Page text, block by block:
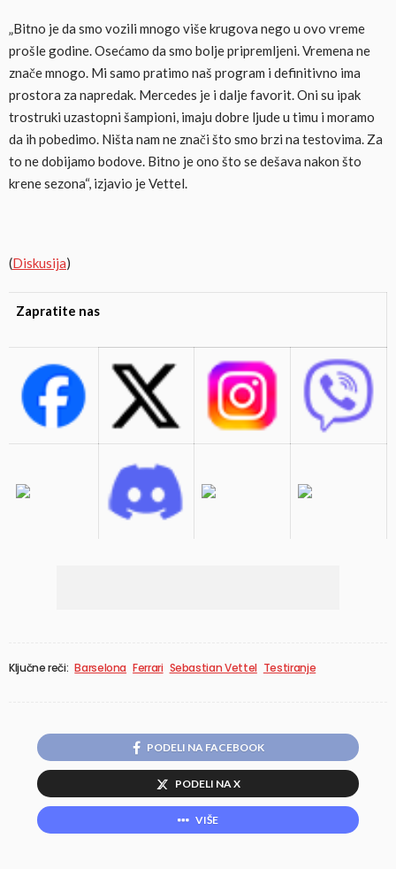
„Bitno je da smo vozili mnogo više krugova nego u ovo vreme
prošle godine. Osećamo da smo bolje pripremljeni. Vremena ne
znače mnogo. Mi samo pratimo naš program i definitivno ima
prostora za napredak. Mercedes je i dalje favorit. Oni su ipak
trostruki uzastopni šampioni, imaju dobre ljude u timu i moramo
da ih pobedimo. Ništa nam ne znači što smo brzi na testovima. Za
to ne dobijamo bodove. Bitno je ono što se dešava nakon što
krene sezona“, izjavio je Vettel.
(Diskusija)
Zapratite nas
Ključne reči: Barselona Ferrari Sebastian Vettel Testiranje
PODELI NA FACEBOOK
PODELI NA X
VIŠE